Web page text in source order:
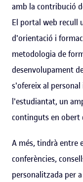
amb la contribució
El portal web recull
d'orientació i
metodologia de
desenvolupament
s'ofereix al
l'estudiantat, un
continguts en obert
A més, tindrà entre
conferències,
personalitzada per